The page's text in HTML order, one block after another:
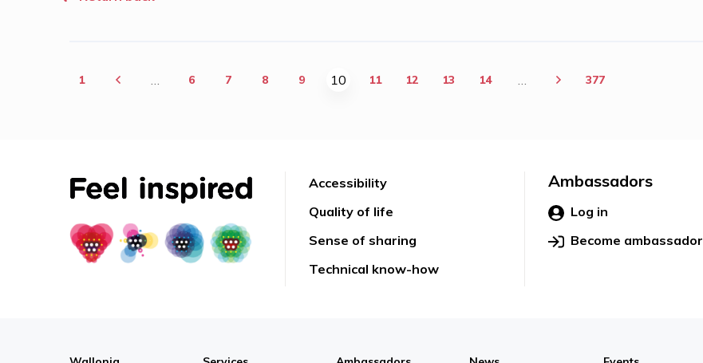
1 … 6 7 8 9 10 11 12 13 14 … 377
Accessibility
Quality of life
Sense of sharing
Technical know-how
Ambassadors
Log in
Become ambassador